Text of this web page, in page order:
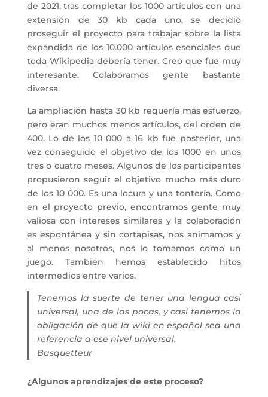
de 2021, tras completar los 1000 artículos con una
extensión de 30 kb cada uno, se decidió
proseguir el proyecto para trabajar sobre la lista
expandida de los 10.000 artículos esenciales que
toda Wikipedia debería tener. Creo que fue muy
interesante. Colaboramos gente bastante
diversa.
La ampliación hasta 30 kb requería más esfuerzo,
pero eran muchos menos artículos, del orden de
400. Lo de los 10 000 a 16 kb fue posterior, una
vez conseguido el objetivo de los 1000 en unos
tres o cuatro meses. Algunos de los participantes
propusieron seguir el objetivo mucho más duro
de los 10 000. Es una locura y una tontería. Como
en el proyecto previo, encontramos gente muy
valiosa con intereses similares y la colaboración
es espontánea y sin cortapisas, nos animamos y
al menos nosotros, nos lo tomamos como un
juego. También hemos establecido hitos
intermedios entre varios.
Tenemos la suerte de tener una lengua casi
universal, una de las pocas, y casi tenemos la
obligación de que la wiki en español sea una
referencia a ese nivel universal.
Basquetteur
¿Algunos aprendizajes de este proceso?